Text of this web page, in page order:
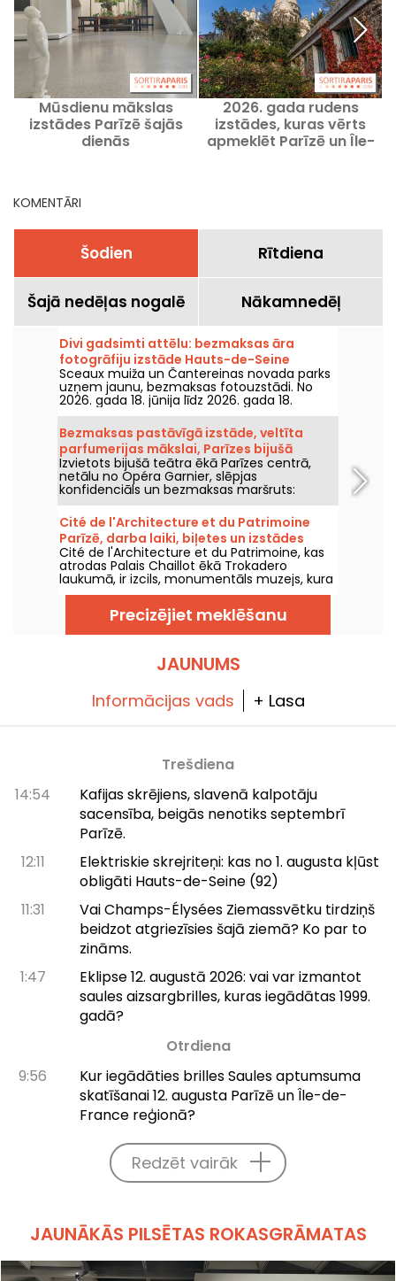
Mūsdienu mākslas
izstādes Parīzē šajās
dienās
2026. gada rudens
izstādes, kuras vērts
apmeklēt Parīzē un Île-
KOMENTĀRI
Šodien Rītdiena
Šajā nedēļas nogalē Nākamnedēļ
Divi gadsimti attēlu: bezmaksas āra
fotogrāfiju izstāde Hauts-de-Seine
Sceaux muiža un Čantereinas novada parks
uzņem jaunu, bezmaksas fotouzstādi. No
2026. gada 18. jūnija līdz 2026. gada 18.
decembrim iepazīstieties ar izstādi "Divi
gadsimti attēlu".
Bezmaksas pastāvīgā izstāde, veltīta
parfumerijas mākslai, Parīzes bijušā
teātra sirdī
Izvietots bijušā teātra ēkā Parīzes centrā,
netālu no Opéra Garnier, slēpjas
konfidenciāls un bezmaksas maršruts:
Parfūmu teātris — neliels vēsturiska muzeja
objekts, veltīts parfumerijas mākslai. Uzzini
vairāk!
Cité de l'Architecture et du Patrimoine
Parīzē, darba laiki, biļetes un izstādes
Cité de l'Architecture et du Patrimoine, kas
atrodas Palais Chaillot ēkā Trokadero
laukumā, ir izcils, monumentāls muzejs, kura
platība ir 22 000 m2 un kurā izvietoti
neskaitāmi modeļi, pilsētu plāni un milzīgas
skulptūras. Šeit jūs varat padziļināti aplūkot
dažas no labākajām ēkām, kas jebkad
arhitektūras un pilsētplānošanas pasaulē.
Precizējiet meklēšanu
JAUNUMS
Informācijas vads + Lasa
Trešdiena
14:54
Kafijas skrējiens, slavenā kalpotāju
sacensība, beigās nenotiks septembrī
Parīzē.
12:11
Elektriskie skrejriteņi: kas no 1. augusta kļūst
obligāti Hauts-de-Seine (92)
11:31
Vai Champs-Élysées Ziemassvētku tirdziņš
beidzot atgriezīsies šajā ziemā? Ko par to
zināms.
1:47
Eklipse 12. augustā 2026: vai var izmantot
saules aizsargbrilles, kuras iegādātas 1999.
gadā?
Otrdiena
9:56
Kur iegādāties brilles Saules aptumsuma
skatīšanai 12. augusta Parīzē un Île-de-
France reģionā?
Redzēt vairāk
JAUNĀKĀS PILSĒTAS ROKASGRĀMATAS